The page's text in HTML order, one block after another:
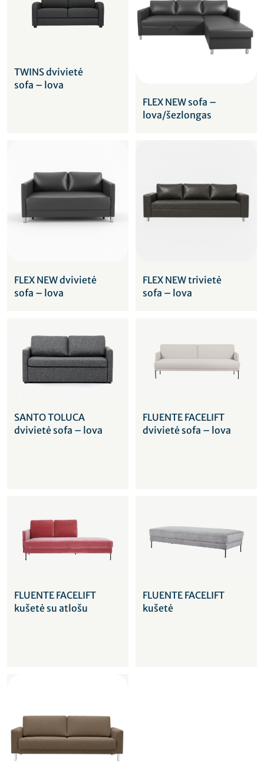
TWINS dvivietė
sofa – lova
FLEX NEW sofa –
lova/šezlongas
FLEX NEW dvivietė
sofa – lova
FLEX NEW trivietė
sofa – lova
SANTO TOLUCA
dvivietė sofa – lova
FLUENTE FACELIFT
dvivietė sofa – lova
FLUENTE FACELIFT
kušetė su atlošu
FLUENTE FACELIFT
kušetė